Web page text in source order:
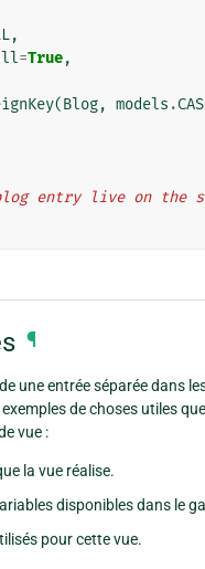
,
=True,
(Blog, models .
blog entry live on the
¶
une entrée séparée dans
de choses utiles
vue :
la vue réalise.
disponibles dans le
pour cette vue.